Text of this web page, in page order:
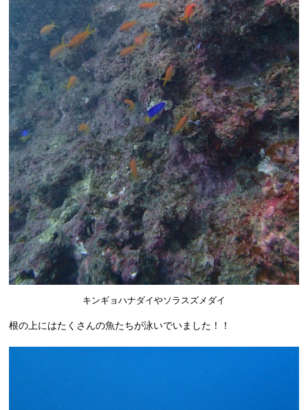
キンギョハナダイやソラスズメダイ
根の上にはたくさんの魚たちが泳いでいました！！